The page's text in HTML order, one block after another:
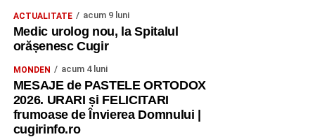
ACTUALITATE acum 9 luni
Medic urolog nou, la Spitalul
orășenesc Cugir
MONDEN acum 4 luni
MESAJE de PASTELE ORTODOX
2026. URARI și FELICITARI
frumoase de Învierea Domnului |
cugirinfo.ro